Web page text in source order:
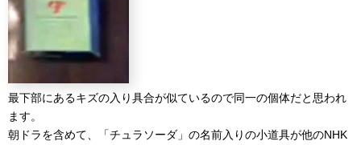
最下部にあるキズの入り具合が似ているので同一の個体だと思われ
ます。
朝ドラを含めて、「チュラソーダ」の名前入りの小道具が他のNHK